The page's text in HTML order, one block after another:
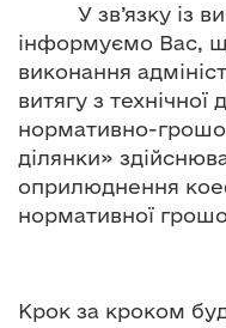
У зв’язку із
інформуємо Вас,
виконання
витягу з технічної
нормативно-
ділянки»
оприлюднення
нормативної
Крок за кроком